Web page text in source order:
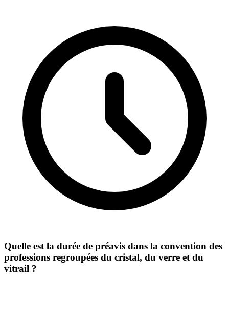
Quelle est la durée de préavis dans la convention des
professions regroupées du cristal, du verre et du
vitrail ?